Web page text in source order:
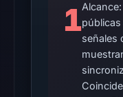
1señales